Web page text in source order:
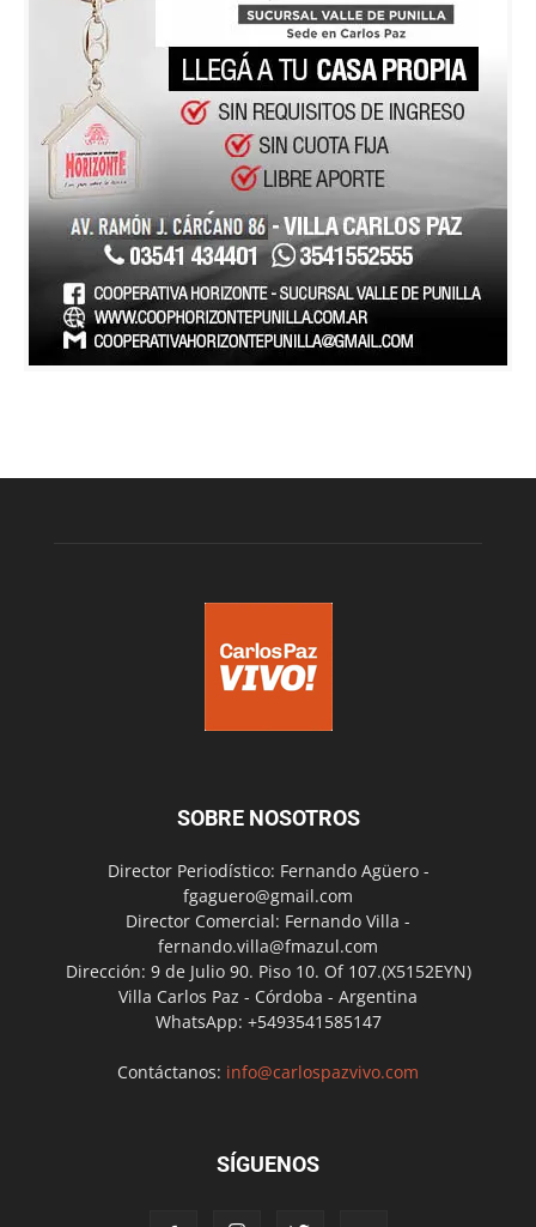
SOBRE NOSOTROS
Director Periodístico: Fernando Agüero -
fgaguero@gmail.com
Director Comercial: Fernando Villa -
fernando.villa@fmazul.com
Dirección: 9 de Julio 90. Piso 10. Of 107.(X5152EYN)
Villa Carlos Paz - Córdoba - Argentina
WhatsApp: +5493541585147
Contáctanos: info@carlospazvivo.com
SÍGUENOS